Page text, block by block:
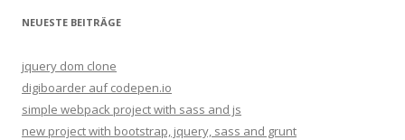
NEUESTE BEITRÄGE
jquery dom clone
digiboarder auf codepen.io
simple webpack project with sass and js
new project with bootstrap, jquery, sass and grunt